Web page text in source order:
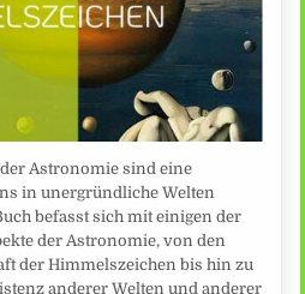
Astronomie sind eine
in unergründliche Welten
befasst sich mit einigen der
der Astronomie, von den
der Himmelszeichen bis hin zu
anderer Welten und anderer